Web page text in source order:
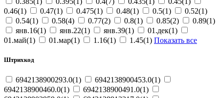
0.46(1)
0.47(1) 0.475(1) 0.48(1) 0.5(1)
0.52(1)
0.54(1)
0.58(4) 0.77(2) 0.8(1) 0.85(2)
0.89(1)
янв.16(1)
янв.22(1) янв.39(1)
01.дек(1)
01.май(1)
01.мар(1) 1.16(1) 1.45(1) Показать все
Штрихкод
6942138900293.0(1)
6942138900453.0(1)
6942138900460.0(1)
6942138900491.0(1)